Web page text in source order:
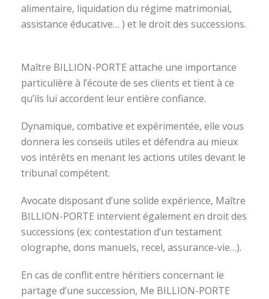
alimentaire, liquidation du régime matrimonial,
assistance éducative… ) et le droit des successions.
Maître BILLION-PORTE attache une importance
particulière à l’écoute de ses clients et tient à ce
qu’ils lui accordent leur entière confiance.
Dynamique, combative et expérimentée, elle vous
donnera les conseils utiles et défendra au mieux
vos intérêts en menant les actions utiles devant le
tribunal compétent.
Avocate disposant d’une solide expérience, Maître
BILLION-PORTE intervient également en droit des
successions (ex: contestation d’un testament
olographe, dons manuels, recel, assurance-vie…).
En cas de conflit entre héritiers concernant le
partage d’une succession, Me BILLION-PORTE